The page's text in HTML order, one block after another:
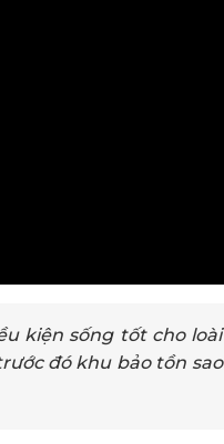
kiện sống tốt cho loài
đó khu bảo tồn sao